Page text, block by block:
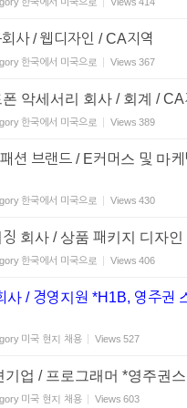
사 / 웹디자인 / CA지역
한국에서 미국으로 Views 367
폰 악세서리 회사 / 회계 / CA
한국에서 미국으로 Views 389
션 브랜드 / E커머스 및 마
한국에서 미국으로 Views 430
회사 / 상품 패키지 디자인
한국에서 미국으로 Views 406
사 / 경영지원 *H1B, 영주권
미국 현지 채용 Views 527
기업 / 프로그래머 *영주권
미국 현지 채용 Views 603